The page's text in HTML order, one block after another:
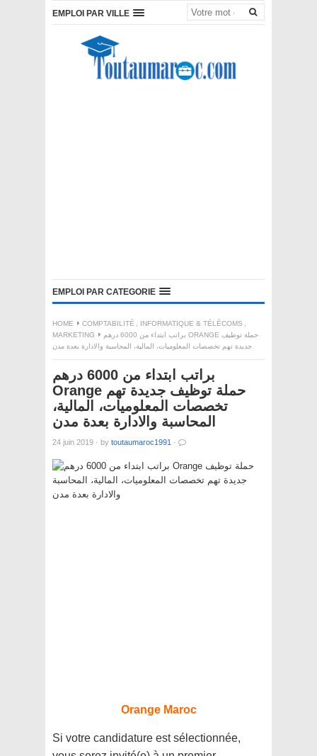
EMPLOI PAR VILLE
EMPLOI PAR CATEGORIE
HOME COMPTABILITÉ , INFORMATIQUE & TÉLÉCOMS ,
MARKETING
براتب ابتداء من 6000 درهم ORANGE حملة توظيف
جديدة تهم تخصصات المعلوميات، المالية، المحاسبة والادارة بعدة مدن
براتب ابتداء من 6000 درهم
Orange حملة توظيف جديدة تهم
تخصصات المعلوميات، المالية،
المحاسبة والادارة بعدة مدن
24 juin 2019 · by toutaumaroc1991 ·
Orange Maroc
Si votre candidature est sélectionnée,